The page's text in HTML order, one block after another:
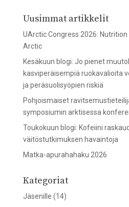
Uusimmat artikkelit
UArctic Congress 2026:
Arctic
Kesäkuun blogi: Jo pienet
kasviperäisempiä ruokavalioita
ja peräsuolisyöpien riskiä
Pohjoismaiset
symposiumin arktisessa
Toukokuun blogi: Kofeiini
väitöstutkimuksen havaintoja
Matka-apurahahaku 2026
Kategoriat
Jäsenille (14)